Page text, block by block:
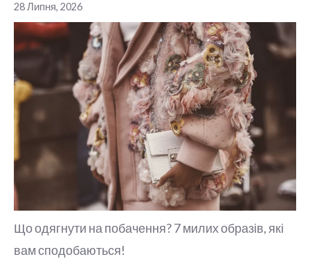
28 Липня, 2026
Що одягнути на побачення? 7 милих образів, які
вам сподобаються!